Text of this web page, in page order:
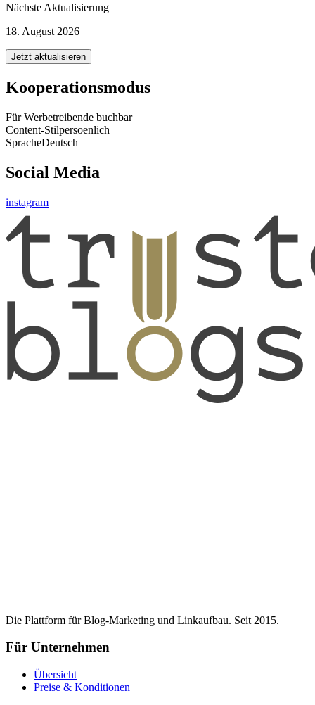
Nächste Aktualisierung
18. August 2026
Jetzt aktualisieren
Kooperationsmodus
Für Werbetreibende buchbar
Content-Stilpersoenlich
SpracheDeutsch
Social Media
instagram
Die Plattform für Blog-Marketing und Linkaufbau. Seit 2015.
Für Unternehmen
Übersicht
Preise & Konditionen